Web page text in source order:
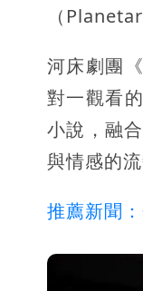
（
河床劇團
對一觀看
小說，融
與情感的
推薦新聞